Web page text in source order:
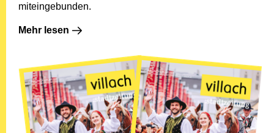
miteingebunden.
Mehr lesen: In Landskron gibt es jetzt eine "Doppel-
Mehr lesen